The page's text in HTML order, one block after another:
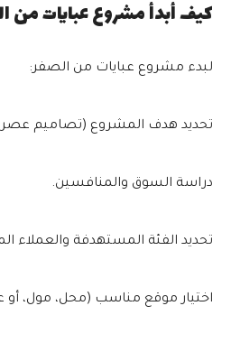
كيف أبدأ مشروع عبايات من
لبدء مشروع عبايات من الصفر:
تحديد هدف المشروع (تصاميم
دراسة السوق والمنافسين.
تحديد الفئة المستهدفة والعملاء
اختيار موقع مناسب (محل، مول، أو